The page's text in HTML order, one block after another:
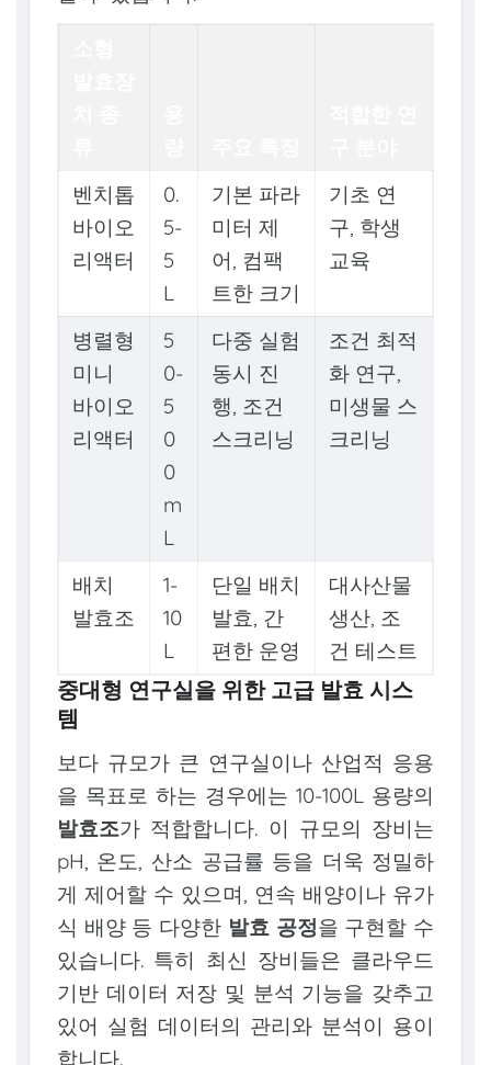
벤치톱
바이오
리액터
0.
5-
5
L
기본 파라
미터 제
어, 컴팩
트한 크기
기초 연
구, 학생
교육
병렬형
미니
바이오
리액터
5
0-
5
0
0
m
L
다중 실험
동시 진
행, 조건
스크리닝
조건 최적
화 연구,
미생물 스
크리닝
배치
발효조
1-
10
L
단일 배치
발효, 간
편한 운영
대사산물
생산, 조
건 테스트
중대형 연구실을 위한 고급 발효 시스
템
보다 규모가 큰 연구실이나 산업적 응용
을 목표로 하는 경우에는 10-100L 용량의
발효조가 적합합니다. 이 규모의 장비는
pH, 온도, 산소 공급률 등을 더욱 정밀하
게 제어할 수 있으며, 연속 배양이나 유가
식 배양 등 다양한 발효 공정을 구현할 수
있습니다. 특히 최신 장비들은 클라우드
기반 데이터 저장 및 분석 기능을 갖추고
있어 실험 데이터의 관리와 분석이 용이
합니다.